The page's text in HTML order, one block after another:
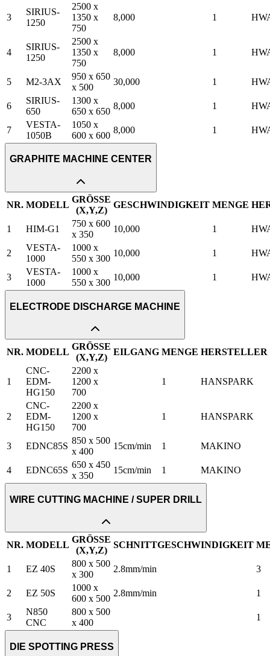
3
SIRIUS-
1250
2500 x
1350 x
750
8,000 1
4
SIRIUS-
1250
2500 x
1350 x
750
8,000 1
5 M2-3AX
950 x 650
x 500
30,000 1
6
SIRIUS-
650
1300 x
650 x 650
8,000 1
7
VESTA-
1050B
1050 x
600 x 600
8,000 1
GRAPHITE MACHINE CENTER
NR. MODELL
GRÖSSE
(X,Y,Z)
GESCHWINDIGKEIT MENGE
1 HIM-G1
750 x 600
x 350
10,000 1
2
VESTA-
1000
1000 x
550 x 300
10,000 1
3
VESTA-
1000
1000 x
550 x 300
10,000 1
ELECTRODE DISCHARGE MACHINE
NR. MODELL
GRÖSSE
(X,Y,Z)
EILGANG MENGE HERSTELLER
1
CNC-
EDM-
HG150
2200 x
1200 x
700
1 HANSPARK
2
CNC-
EDM-
HG150
2200 x
1200 x
700
1 HANSPARK
3 EDNC85S
850 x 500
x 400
15cm/min 1 MAKINO
4 EDNC65S
650 x 450
x 350
15cm/min 1 MAKINO
WIRE CUTTING MACHINE / SUPER DRILL
NR. MODELL
GRÖSSE
(X,Y,Z)
SCHNITTGESCHWINDIGKEIT
1 EZ 40S
800 x 500
x 300
2.8mm/min 3
2 EZ 50S
1000 x
600 x 500
2.8mm/min 1
3
N850
CNC
800 x 500
x 400
1
DIE SPOTTING PRESS